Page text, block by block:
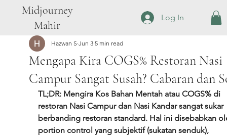
Midjourney
Mahir
Log In
Mengapa Kira COGS% Restoran Nasi
Campur Sangat Susah? Cabaran dan
Hazwan S Jun 3 5 min read
TL;DR: Mengira Kos Bahan Mentah atau COGS% di
restoran Nasi Campur dan Nasi Kandar sangat sukar
berbanding restoran standard. Hal ini disebabkan
portion control yang subjektif (sukatan senduk),